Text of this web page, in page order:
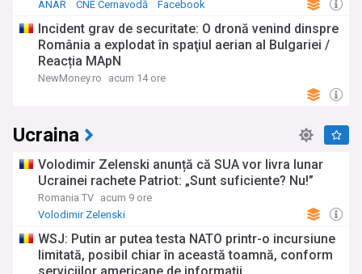
ANAR
CNE Cernavodă Facebook
Incident grav de securitate: O dronă venind dinspre
România a explodat în spaţiul aerian al Bulgariei /
Reacția MApN
NewMoney.ro acum 14 ore
Ucraina
Volodimir Zelenski anunță că SUA vor livra lunar
Ucrainei rachete Patriot: „Sunt suficiente? Nu!”
Romania TV acum 9 ore
Volodimir Zelenski
WSJ: Putin ar putea testa NATO printr-o incursiune
limitată, posibil chiar în această toamnă, conform